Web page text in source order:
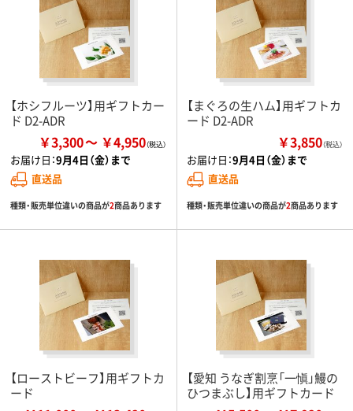
【ホシフルーツ】用ギフトカー
ド D2-ADR
￥3,300 ￥4,950
お届け日：9月4日（金）まで
直送品
種類・販売単位違いの商品が2商品あります
【まぐろの生ハム】用ギフトカ
ード D2-ADR
￥3,850（税込）
お届け日：9月4日（金）まで
直送品
種類・販売単位違いの商品が2商品あります
【ローストビーフ】用ギフトカ
ード
【愛知 うなぎ割烹「一愼」鰻の
ひつまぶし】用ギフトカード